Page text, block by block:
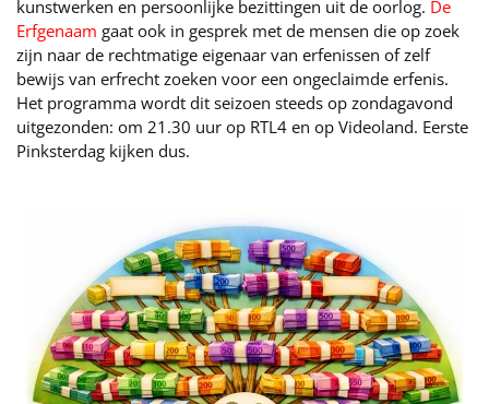
kunstwerken en persoonlijke bezittingen uit de oorlog. De
Erfgenaam gaat ook in gesprek met de mensen die op zoek
zijn naar de rechtmatige eigenaar van erfenissen of zelf
bewijs van erfrecht zoeken voor een ongeclaimde erfenis.
Het programma wordt dit seizoen steeds op zondagavond
uitgezonden: om 21.30 uur op RTL4 en op Videoland. Eerste
Pinksterdag kijken dus.